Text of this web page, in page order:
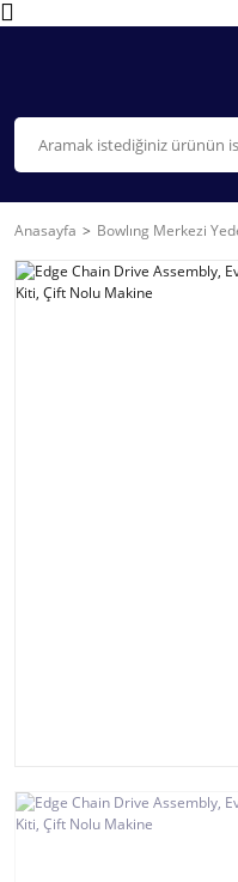
Anasayfa Bowlıng Merkezi